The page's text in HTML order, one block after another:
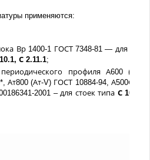
применяются:
Вр 1400-1 ГОСТ 7348-81 — для стоек
С 2.11.1;
профиля А600 (А-IV),
Ат800 (Ат-V) ГОСТ 10884-94, А500С СТО
2001 – для стоек типа С 101-18,